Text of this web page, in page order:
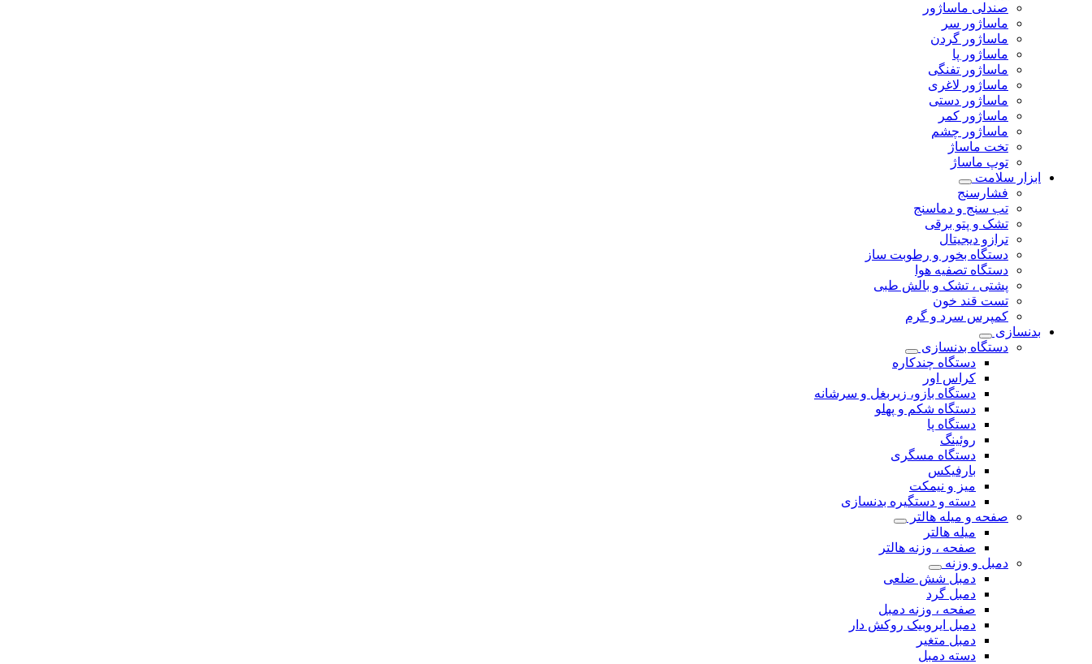
صندلی ماساژور
ماساژور سر
ماساژور گردن
ماساژور پا
ماساژور تفنگی
ماساژور لاغری
ماساژور دستی
ماساژور کمر
ماساژور چشم
تخت ماساژ
توپ ماساژ
ابزار سلامت
فشارسنج
تب سنج و دماسنج
تشک و پتو برقی
ترازو دیجیتال
دستگاه بخور و رطوبت ساز
دستگاه تصفیه هوا
پشتی ، تشک و بالش طبی
تست قند خون
کمپرس سرد و گرم
بدنسازی
دستگاه بدنسازی
دستگاه چندکاره
کراس اور
دستگاه بازو، زیربغل و سرشانه
دستگاه شکم و پهلو
دستگاه پا
روئینگ
دستگاه مسگری
بارفیکس
میز و نیمکت
دسته و دستگیره بدنسازی
صفحه و میله هالتر
میله هالتر
صفحه ، وزنه هالتر
دمبل و وزنه
دمبل شش ضلعی
دمبل گرد
صفحه ، وزنه دمبل
دمبل ایروبیک روکش دار
دمبل متغیر
دسته دمبل